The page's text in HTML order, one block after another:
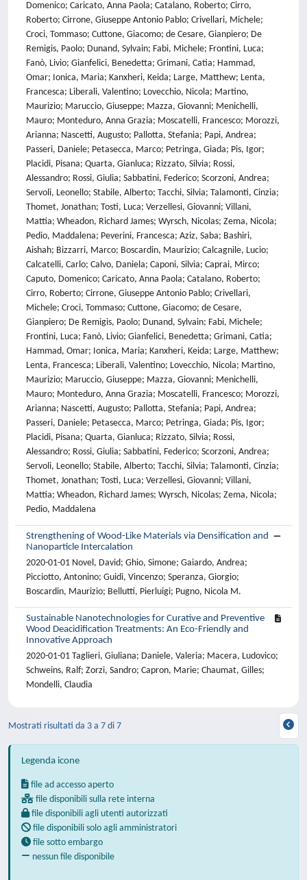
Domenico; Caricato, Anna Paola; Catalano, Roberto; Cirro,
Roberto; Cirrone, Giuseppe Antonio Pablo; Crivellari, Michele;
Croci, Tommaso; Cuttone, Giacomo; de Cesare, Gianpiero; De
Remigis, Paolo; Dunand, Sylvain; Fabi, Michele; Frontini, Luca;
Fanò, Livio; Gianfelici, Benedetta; Grimani, Catia; Hammad,
Omar; Ionica, Maria; Kanxheri, Keida; Large, Matthew; Lenta,
Francesca; Liberali, Valentino; Lovecchio, Nicola; Martino,
Maurizio; Maruccio, Giuseppe; Mazza, Giovanni; Menichelli,
Mauro; Monteduro, Anna Grazia; Moscatelli, Francesco; Morozzi,
Arianna; Nascetti, Augusto; Pallotta, Stefania; Papi, Andrea;
Passeri, Daniele; Petasecca, Marco; Petringa, Giada; Pis, Igor;
Placidi, Pisana; Quarta, Gianluca; Rizzato, Silvia; Rossi,
Alessandro; Rossi, Giulia; Sabbatini, Federico; Scorzoni, Andrea;
Servoli, Leonello; Stabile, Alberto; Tacchi, Silvia; Talamonti, Cinzia;
Thomet, Jonathan; Tosti, Luca; Verzellesi, Giovanni; Villani,
Mattia; Wheadon, Richard James; Wyrsch, Nicolas; Zema, Nicola;
Pedio, Maddalena; Peverini, Francesca; Aziz, Saba; Bashiri,
Aishah; Bizzarri, Marco; Boscardin, Maurizio; Calcagnile, Lucio;
Calcatelli, Carlo; Calvo, Daniela; Caponi, Silvia; Caprai, Mirco;
Caputo, Domenico; Caricato, Anna Paola; Catalano, Roberto;
Cirro, Roberto; Cirrone, Giuseppe Antonio Pablo; Crivellari,
Michele; Croci, Tommaso; Cuttone, Giacomo; de Cesare,
Gianpiero; De Remigis, Paolo; Dunand, Sylvain; Fabi, Michele;
Frontini, Luca; Fanò, Livio; Gianfelici, Benedetta; Grimani, Catia;
Hammad, Omar; Ionica, Maria; Kanxheri, Keida; Large, Matthew;
Lenta, Francesca; Liberali, Valentino; Lovecchio, Nicola; Martino,
Maurizio; Maruccio, Giuseppe; Mazza, Giovanni; Menichelli,
Mauro; Monteduro, Anna Grazia; Moscatelli, Francesco; Morozzi,
Arianna; Nascetti, Augusto; Pallotta, Stefania; Papi, Andrea;
Passeri, Daniele; Petasecca, Marco; Petringa, Giada; Pis, Igor;
Placidi, Pisana; Quarta, Gianluca; Rizzato, Silvia; Rossi,
Alessandro; Rossi, Giulia; Sabbatini, Federico; Scorzoni, Andrea;
Servoli, Leonello; Stabile, Alberto; Tacchi, Silvia; Talamonti, Cinzia;
Thomet, Jonathan; Tosti, Luca; Verzellesi, Giovanni; Villani,
Mattia; Wheadon, Richard James; Wyrsch, Nicolas; Zema, Nicola;
Pedio, Maddalena
Strengthening of Wood-Like Materials via Densification and
Nanoparticle Intercalation
2020-01-01 Novel, David; Ghio, Simone; Gaiardo, Andrea;
Picciotto, Antonino; Guidi, Vincenzo; Speranza, Giorgio;
Boscardin, Maurizio; Bellutti, Pierluigi; Pugno, Nicola M.
Sustainable Nanotechnologies for Curative and Preventive
Wood Deacidification Treatments: An Eco-Friendly and
Innovative Approach
2020-01-01 Taglieri, Giuliana; Daniele, Valeria; Macera, Ludovico;
Schweins, Ralf; Zorzi, Sandro; Capron, Marie; Chaumat, Gilles;
Mondelli, Claudia
Mostrati risultati da 3 a 7 di 7
Legenda icone
file ad accesso aperto
file disponibili sulla rete interna
file disponibili agli utenti autorizzati
file disponibili solo agli amministratori
file sotto embargo
nessun file disponibile